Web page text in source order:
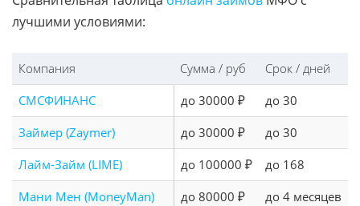
лучшими условиями:
Компания Сумма / руб Срок / дней
СМСФИНАНС
до 30000 ₽ до 30
Займер (Zaymer)
до 30000 ₽ до 30
Лайм-Займ (LIME)
до 100000 ₽ до 168
Мани Мен (MoneyMan)
до 80000 ₽ до 4 месяцев